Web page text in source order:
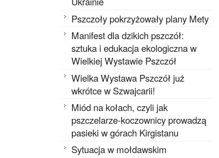
Pszczoły pokrzyżowały plany Mety
Manifest dla dzikich pszczół:
sztuka i edukacja ekologiczna w
Wielkiej Wystawie Pszczół
Wielka Wystawa Pszczół już
wkrótce w Szwajcarii!
Miód na kołach, czyli jak
pszczelarze-koczownicy prowadzą
pasieki w górach Kirgistanu
Sytuacja w mołdawskim